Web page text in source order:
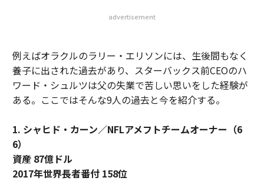
advertisement
例えばオラクルのラリー・エリソンには、生後間もなく
養子に出された過去があり、スターバックス前CEOのハ
ワード・シュルツは父の失業で苦しい思いをした経験が
ある。ここではそんな9人の過去と今を紹介する。
1. シャヒド・カーン／NFLアメフトチームオーナー（6
6）
資産 87億ドル
2017年世界長者番付 158位